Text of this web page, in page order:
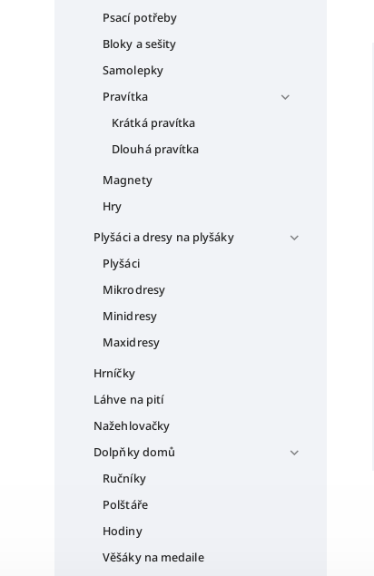
Psací potřeby
Bloky a sešity
Samolepky
Pravítka
Krátká pravítka
Dlouhá pravítka
Magnety
Hry
Plyšáci a dresy na plyšáky
Plyšáci
Mikrodresy
Minidresy
Maxidresy
Hrníčky
Láhve na pití
Nažehlovačky
Dolpňky domů
Ručníky
Polštáře
Hodiny
Věšáky na medaile